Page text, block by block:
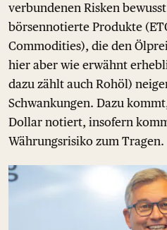
verbundenen Risken
börsennotierte Produkte
Commodities), die den
hier aber wie erwähnt
dazu zählt auch Rohöl)
Schwankungen. Dazu
Dollar notiert, insofern
Währungsrisiko zum Tragen.